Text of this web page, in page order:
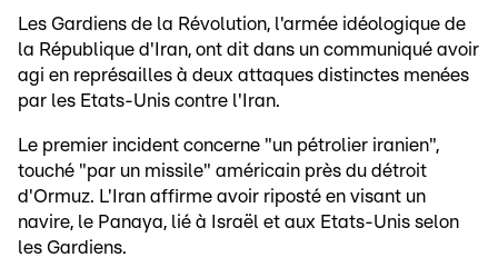
Les Gardiens de la Révolution, l'armée idéologique de
la République d'Iran, ont dit dans un communiqué avoir
agi en représailles à deux attaques distinctes menées
par les Etats-Unis contre l'Iran.
Le premier incident concerne "un pétrolier iranien",
touché "par un missile" américain près du détroit
d'Ormuz. L'Iran affirme avoir riposté en visant un
navire, le Panaya, lié à Israël et aux Etats-Unis selon
les Gardiens.